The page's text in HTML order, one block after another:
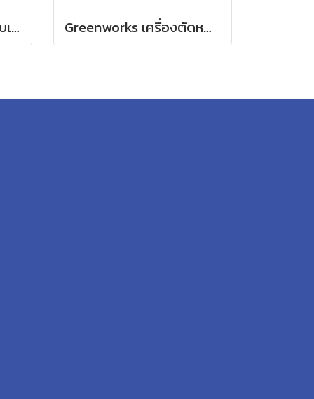
Gardena เอ็นสำหรับใช้กับเครื่องตัดหญ้า 300/23 (05307-20) Greenworks เครื่องตัดหญ้าแบตเตอรี่ ขนาด 24V (เฉพาะตัวเครื่อง)